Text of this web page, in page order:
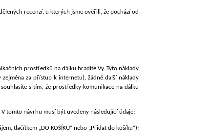
recenzí, u kterých jsme ověřili, že pochází od
prostředků na dálku hradíte Vy. Tyto náklady
za přístup k internetu), žádné další náklady
s tím, že prostředky komunikace na dálku
tomto návrhu musí být uvedeny následující údaje:
tlačítkem „DO KOŠÍKU“ nebo „Přidat do košíku“);